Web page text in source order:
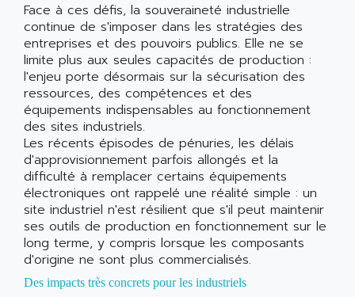
Face à ces défis, la souveraineté industrielle
continue de s'imposer dans les stratégies des
entreprises et des pouvoirs publics. Elle ne se
limite plus aux seules capacités de production :
l'enjeu porte désormais sur la sécurisation des
ressources, des compétences et des
équipements indispensables au fonctionnement
des sites industriels.
Les récents épisodes de pénuries, les délais
d'approvisionnement parfois allongés et la
difficulté à remplacer certains équipements
électroniques ont rappelé une réalité simple : un
site industriel n'est résilient que s'il peut maintenir
ses outils de production en fonctionnement sur le
long terme, y compris lorsque les composants
d'origine ne sont plus commercialisés.
Des impacts très concrets pour les industriels